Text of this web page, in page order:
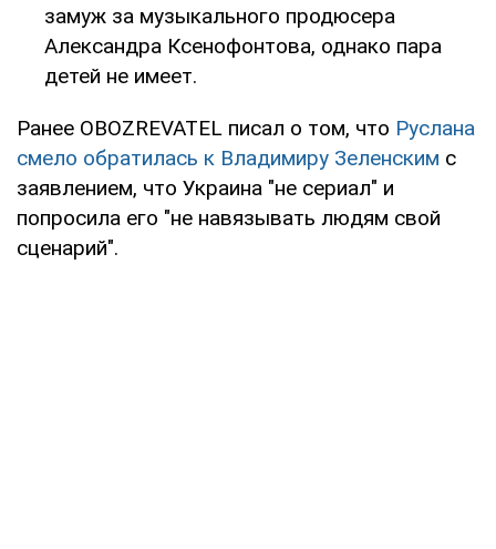
замуж за музыкального продюсера
Александра Ксенофонтова, однако пара
детей не имеет.
Ранее OBOZREVATEL писал о том, что Руслана
смело обратилась к Владимиру Зеленским с
заявлением, что Украина "не сериал" и
попросила его "не навязывать людям свой
сценарий".